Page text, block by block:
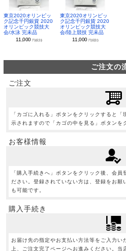
東京2020オリンピッ
ク記念千円銀貨 2020
オリンピック競技大
会/水泳 完未品
11,000円(税別)
東京2020オリンピッ
ク記念千円銀貨 2020
オリンピック競技大
会/陸上競技 完未品
11,000 円(税別)
ご注文の
ご注文
「カゴに入れる」ボタンをクリックすると
示されますので「カゴの中を見る」ボタンを
お客様情報
「購入手続きへ」ボタンをクリック後、会員
ださい。登録されていない方は、登録をお願
も可能です。
購入手続き
お届け先の指定やお支払い方法等をご入力い
上、ご注文完了ページへお進みください。